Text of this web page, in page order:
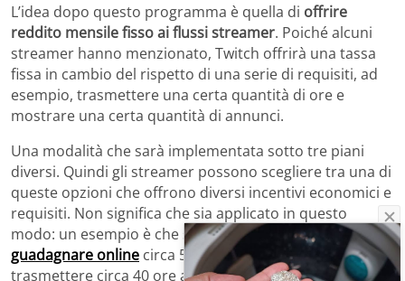
L’idea dopo questo programma è quella di offrire
reddito mensile fisso ai flussi streamer. Poiché alcuni
streamer hanno menzionato, Twitch offrirà una tassa
fissa in cambio del rispetto di una serie di requisiti, ad
esempio, trasmettere una certa quantità di ore e
mostrare una certa quantità di annunci.
Una modalità che sarà implementata sotto tre piani
diversi. Quindi gli streamer possono scegliere tra una di
queste opzioni che offrono diversi incentivi economici e
requisiti. Non significa che sia applicato in questo
modo: un esempio è che se uno streamer vuole
guadagnare online circa 500 dollari al mese dovrebbe
trasmettere circa 40 ore al mese ed eseguire 2 minuti di